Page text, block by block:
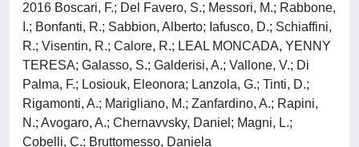
2016 Boscari, F.; Del Favero, S.; Messori, M.; Rabbone,
I.; Bonfanti, R.; Sabbion, Alberto; Iafusco, D.; Schiaffini,
R.; Visentin, R.; Calore, R.; LEAL MONCADA, YENNY
TERESA; Galasso, S.; Galderisi, A.; Vallone, V.; Di
Palma, F.; Losiouk, Eleonora; Lanzola, G.; Tinti, D.;
Rigamonti, A.; Marigliano, M.; Zanfardino, A.; Rapini,
N.; Avogaro, A.; Chernavvsky, Daniel; Magni, L.;
Cobelli, C.; Bruttomesso, Daniela